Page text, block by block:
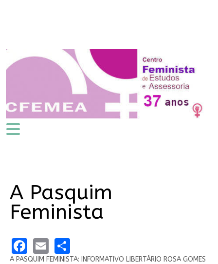
A Pasquim
Feminista
Facebook
EmailShare
A PASQUIM FEMINISTA: INFORMATIVO LIBERTÁRIO ROSA GOMES